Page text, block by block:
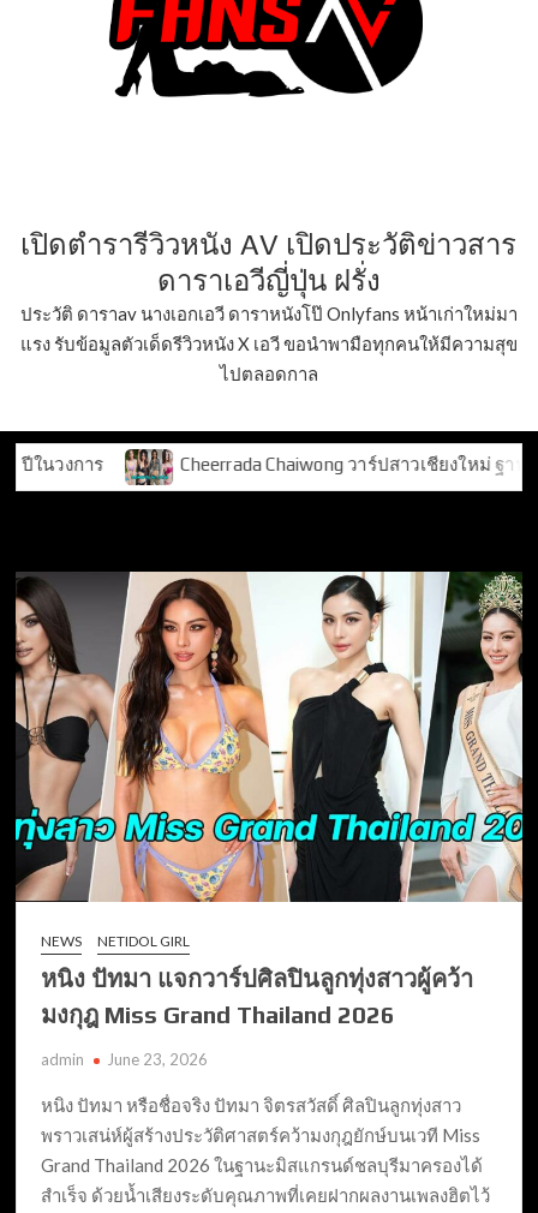
เปิดตำรารีวิวหนัง AV เปิดประวัติข่าวสาร
ดาราเอวีญี่ปุ่น ฝรั่ง
ประวัติ ดาราav นางเอกเอวี ดาราหนังโป๊ Onlyfans หน้าเก่าใหม่มา
แรง รับข้อมูลตัวเด็ดรีวิวหนัง X เอวี ขอนำพามือทุกคนให้มีความสุข
ไปตลอดกาล
Cheerrada Chaiwong วาร์ปสาวเชียงใหม่ ฐานแฟน TikTok
NEWS NETIDOL GIRL
หนิง ปัทมา แจกวาร์ปศิลปินลูกทุ่งสาวผู้คว้า
มงกุฎ Miss Grand Thailand 2026
admin June 23, 2026
หนิง ปัทมา หรือชื่อจริง ปัทมา จิตรสวัสดิ์ ศิลปินลูกทุ่งสาว
พราวเสน่ห์ผู้สร้างประวัติศาสตร์คว้ามงกุฎยักษ์บนเวที Miss
Grand Thailand 2026 ในฐานะมิสแกรนด์ชลบุรีมาครองได้
สำเร็จ ด้วยน้ำเสียงระดับคุณภาพที่เคยฝากผลงานเพลงฮิตไว้